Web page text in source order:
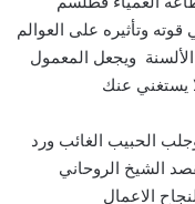
وتأثيره على العوالم
ويجعل المعمول
يستغني عنك
الحبيب الغائب ورد
الشيخ الروحاني
الاعمال